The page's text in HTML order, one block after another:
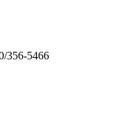
356-5466